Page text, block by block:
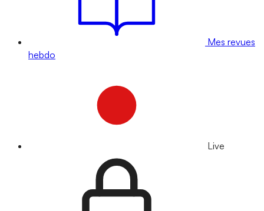
Mes revues
hebdo
Live